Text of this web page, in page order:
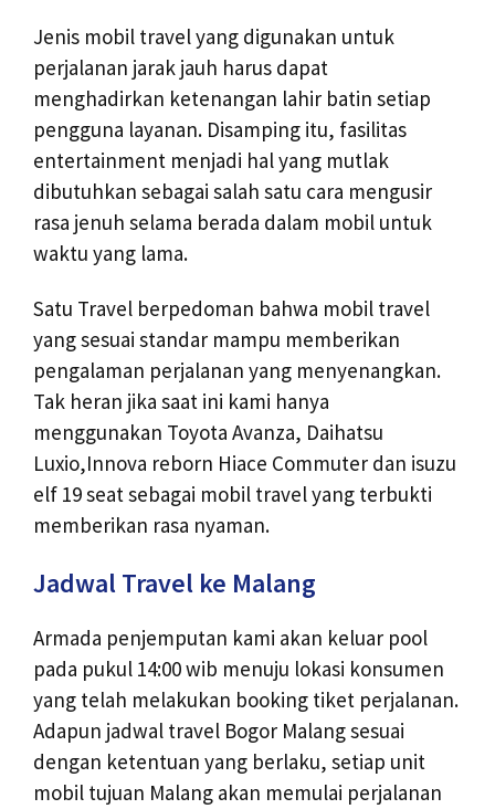
Jenis mobil travel yang digunakan untuk
perjalanan jarak jauh harus dapat
menghadirkan ketenangan lahir batin setiap
pengguna layanan. Disamping itu, fasilitas
entertainment menjadi hal yang mutlak
dibutuhkan sebagai salah satu cara mengusir
rasa jenuh selama berada dalam mobil untuk
waktu yang lama.
Satu Travel berpedoman bahwa mobil travel
yang sesuai standar mampu memberikan
pengalaman perjalanan yang menyenangkan.
Tak heran jika saat ini kami hanya
menggunakan Toyota Avanza, Daihatsu
Luxio,Innova reborn Hiace Commuter dan isuzu
elf 19 seat sebagai mobil travel yang terbukti
memberikan rasa nyaman.
Jadwal Travel ke Malang
Armada penjemputan kami akan keluar pool
pada pukul 14:00 wib menuju lokasi konsumen
yang telah melakukan booking tiket perjalanan.
Adapun jadwal travel Bogor Malang sesuai
dengan ketentuan yang berlaku, setiap unit
mobil tujuan Malang akan memulai perjalanan